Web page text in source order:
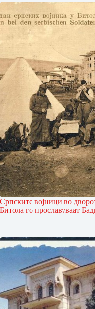
Српските војници во
Битола го про­славуваат